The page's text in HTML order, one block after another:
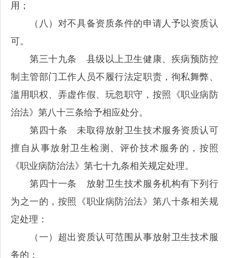
用；
（八）对不具备资质条件的申请人予以资质认
可。
第三十九条 县级以上卫生健康、疾病预防控
制主管部门工作人员不履行法定职责，徇私舞弊、
滥用职权、弄虚作假、玩忽职守，按照《职业病防
治法》第八十三条给予相应处分。
第四十条 未取得放射卫生技术服务资质认可
擅自从事放射卫生检测、评价技术服务的，按照
《职业病防治法》第七十九条相关规定处理。
第四十一条 放射卫生技术服务机构有下列行
为之一的，按照《职业病防治法》第八十条相关规
定处理：
（一）超出资质认可范围从事放射卫生技术服
务的；